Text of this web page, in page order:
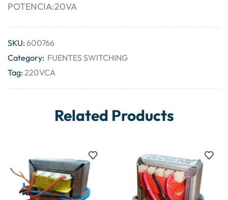
POTENCIA:20VA
SKU:600766
Category: FUENTES SWITCHING
Tag:220VCA
Related Products